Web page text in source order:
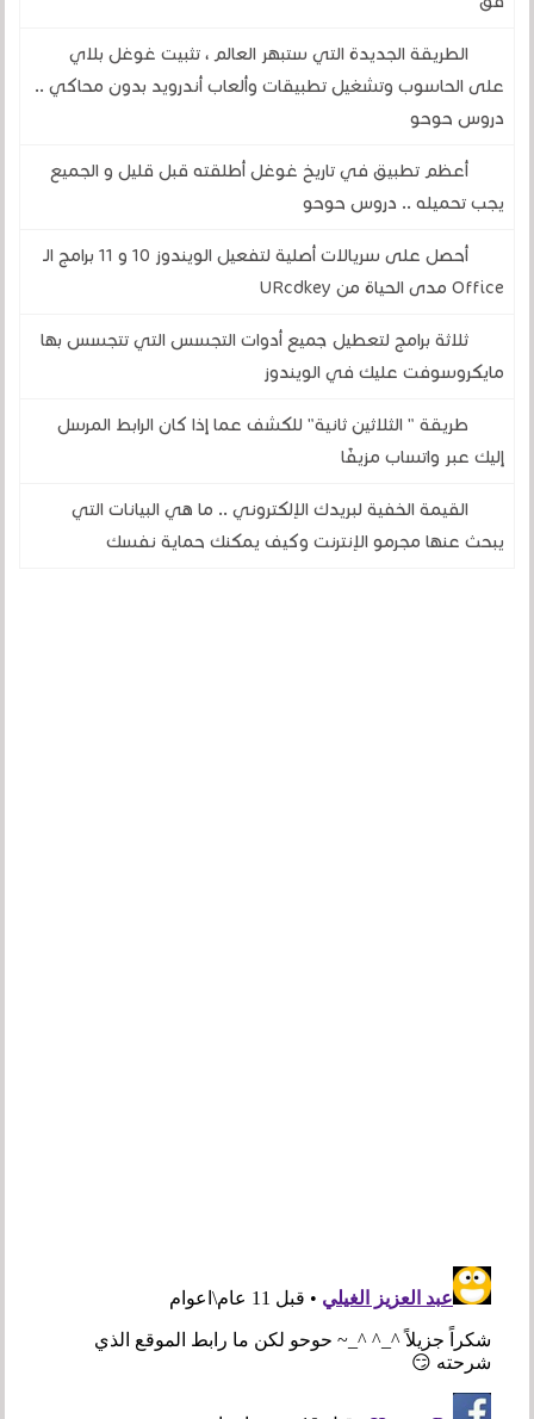
الطريقة الجديدة التي ستبهر العالم ، تثبيت غوغل بلاي
على الحاسوب وتشغيل تطبيقات وألعاب أندرويد بدون محاكي ..
دروس حوحو
أعظم تطبيق في تاريخ غوغل أطلقته قبل قليل و الجميع
يجب تحميله .. دروس حوحو
أحصل على سريالات أصلية لتفعيل الويندوز 10 و 11 برامج الـ
Office مدى الحياة من URcdkey
ثلاثة برامج لتعطيل جميع أدوات التجسس التي تتجسس بها
مايكروسوفت عليك في الويندوز
طريقة " الثلاثين ثانية" للكشف عما إذا كان الرابط المرسل
إليك عبر واتساب مزيفًا
القيمة الخفية لبريدك الإلكتروني .. ما هي البيانات التي
يبحث عنها مجرمو الإنترنت وكيف يمكنك حماية نفسك